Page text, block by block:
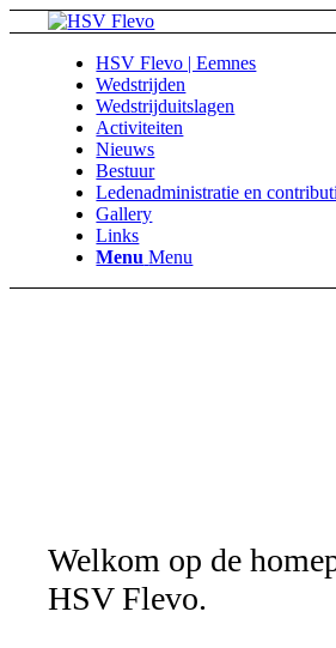
HSV Flevo | Eemnes
Wedstrijden
Wedstrijduitslagen
Activiteiten
Nieuws
Bestuur
Ledenadministratie en
Gallery
Links
Menu Menu
Welkom op de
HSV Flevo.